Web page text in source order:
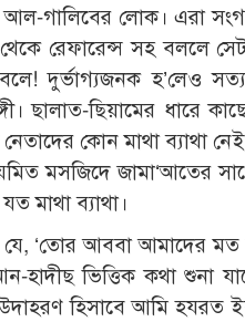
গালিবের লোক। এরা
রেফারেন্স সহ বললে
দুর্ভাগ্যজনক হ’লেও
ছালাত-ছিয়ামের ধারে
কোন মাথা ব্যাথা
মসজিদে জামা‘আতের
মাথা ব্যাথা।
‘তোর আববা আমাদের
ভিত্তিক কথা শুনা
উদাহরণ হিসাবে আমি